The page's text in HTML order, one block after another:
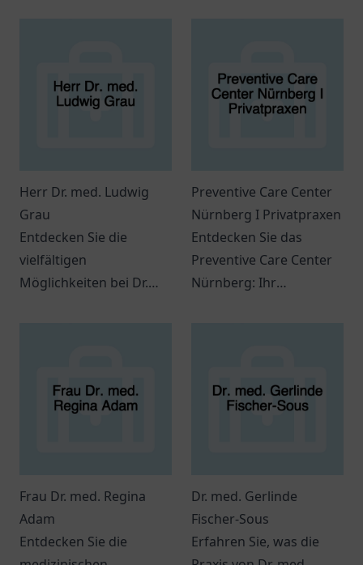
Herr Dr. med. Ludwig
Grau
Entdecken Sie die
vielfältigen
Möglichkeiten bei Dr.
Preventive Care Center
Nürnberg I Privatpraxen
Entdecken Sie das
Preventive Care Center
Nürnberg: Ihr
Maßnahmen.
Frau Dr. med. Regina
Adam
Entdecken Sie die
Dr. med. Gerlinde
Fischer-Sous
Erfahren Sie, was die